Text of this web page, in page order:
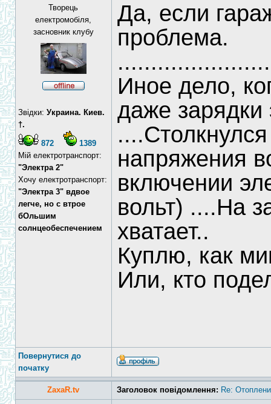
Творець
електромобіля,
засновник клубу
Звідки: Украина. Киев.
†.
872
1389
Мій електротранспорт:
"Электра 2"
Хочу електротранспорт:
"Электра 3" вдвое
легче, но с втрое
бОльшим
солнцеобеспечением
Да, если
проблема.
Иное дело,
даже зарядки
напряжения
включении
вольт) ....На
хватает..
Куплю, как
Или, кто
Повернутися до
початку
ZaxaR.tv Заголовок повідомлення: Re: